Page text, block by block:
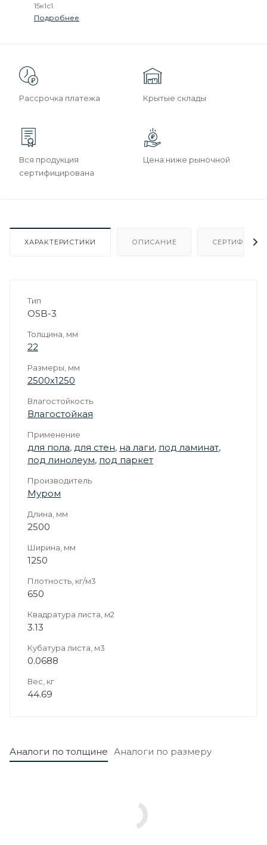
15к1с1.
Подробнее
Рассрочка платежа Крытые склады
Вся продукция
сертифицирована
Цена ниже рыночной
ХАРАКТЕРИСТИКИ ОПИСАНИЕ
Тип
OSB-3
Толщина, мм
22
Размеры, мм
2500х1250
Влагостойкость
Влагостойкая
Применение
для пола, для стен, на лаги, под ламинат,
под линолеум, под паркет
Производитель
Муром
Длина, мм
2500
Ширина, мм
1250
Плотность, кг/м3
650
Квадратура листа, м2
3.13
Кубатура листа, м3
0.0688
Вес, кг
44.69
Аналоги по толщине Аналоги по размеру